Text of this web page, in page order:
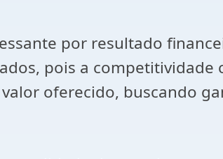
por resultado
pois a competitividade
oferecido, buscando